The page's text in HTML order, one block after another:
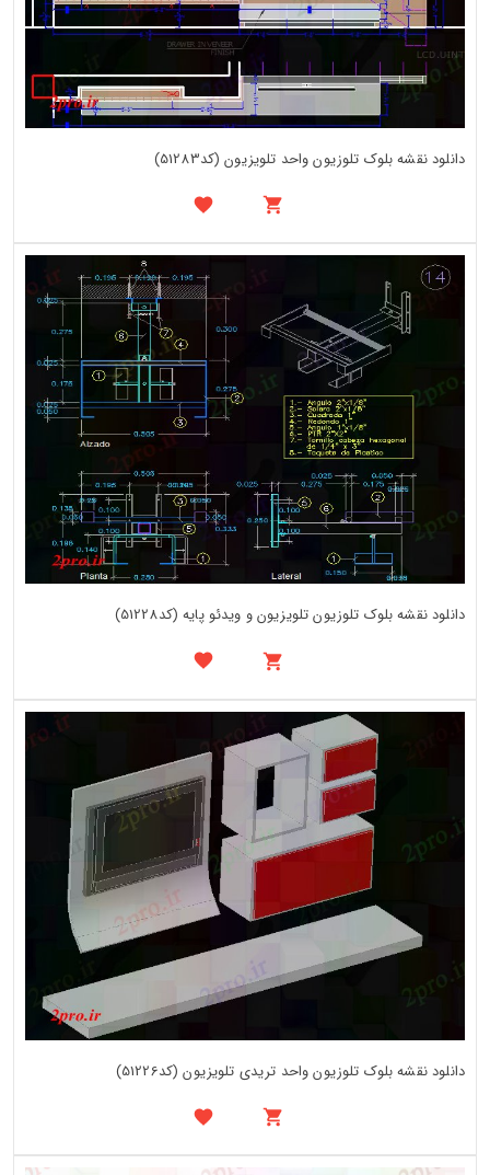
دانلود نقشه بلوک تلوزیون واحد تلویزیون (کد51283)
دانلود نقشه بلوک تلوزیون تلویزیون و ویدئو پایه (کد51228)
دانلود نقشه بلوک تلوزیون واحد تریدی تلویزیون (کد51226)